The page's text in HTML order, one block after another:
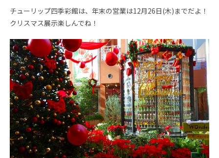
チューリップ四季彩館は、年末の営業は12月26日(木)までだよ！
クリスマス展示楽しんでね！